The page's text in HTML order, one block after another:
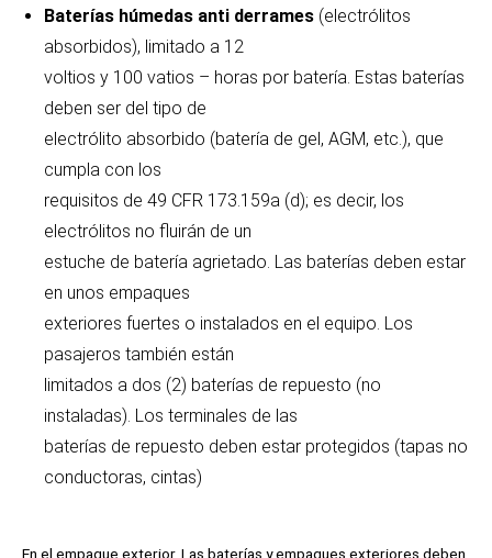
Baterías húmedas anti derrames (electrólitos
absorbidos), limitado a 12
voltios y 100 vatios – horas por batería. Estas baterías
deben ser del tipo de
electrólito absorbido (batería de gel, AGM, etc.), que
cumpla con los
requisitos de 49 CFR 173.159a (d); es decir, los
electrólitos no fluirán de un
estuche de batería agrietado. Las baterías deben estar
en unos empaques
exteriores fuertes o instalados en el equipo. Los
pasajeros también están
limitados a dos (2) baterías de repuesto (no
instaladas). Los terminales de las
baterías de repuesto deben estar protegidos (tapas no
conductoras, cintas)
En el empaque exterior. Las baterías y empaques exteriores deben